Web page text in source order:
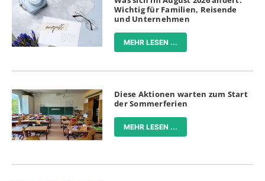
Wichtig für Familien, Reisende
und Unternehmen
MEHR LESEN ...
Diese Aktionen warten zum Start
der Sommerferien
MEHR LESEN ...